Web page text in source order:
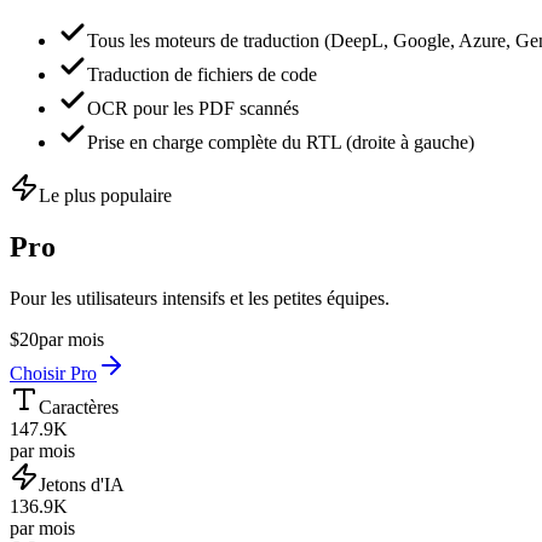
Tous les moteurs de traduction (DeepL, Google, Azure,
Traduction de fichiers de code
OCR pour les PDF scannés
Prise en charge complète du RTL (droite à gauche)
Le plus populaire
Pro
Pour les utilisateurs intensifs et les petites équipes.
$20par mois
Choisir Pro
Caractères
147.9K
par mois
Jetons d'IA
136.9K
par mois